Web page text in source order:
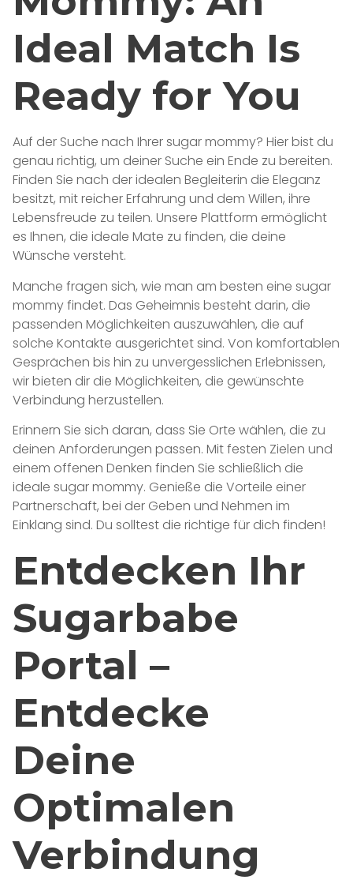
Ideal Match Is
Ready for You
Auf der Suche nach Ihrer sugar mommy? Hier bist du
genau richtig, um deiner Suche ein Ende zu bereiten.
Finden Sie nach der idealen Begleiterin die Eleganz
besitzt, mit reicher Erfahrung und dem Willen, ihre
Lebensfreude zu teilen. Unsere Plattform ermöglicht
es Ihnen, die ideale Mate zu finden, die deine
Wünsche versteht.
Manche fragen sich, wie man am besten eine sugar
mommy findet. Das Geheimnis besteht darin, die
passenden Möglichkeiten auszuwählen, die auf
solche Kontakte ausgerichtet sind. Von komfortablen
Gesprächen bis hin zu unvergesslichen Erlebnissen,
wir bieten dir die Möglichkeiten, die gewünschte
Verbindung herzustellen.
Erinnern Sie sich daran, dass Sie Orte wählen, die zu
deinen Anforderungen passen. Mit festen Zielen und
einem offenen Denken finden Sie schließlich die
ideale sugar mommy. Genieße die Vorteile einer
Partnerschaft, bei der Geben und Nehmen im
Einklang sind. Du solltest die richtige für dich finden!
Entdecken Ihr
Sugarbabe
Portal –
Entdecke
Deine
Optimalen
Verbindung